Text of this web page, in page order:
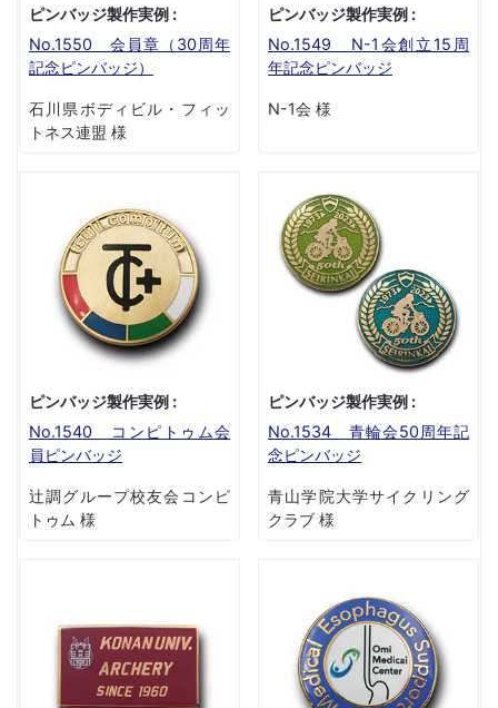
ピンバッジ製作実例 :
No.1550 会員章（30周年
記念ピンバッジ）
石川県ボディビル・フィッ
トネス連盟 様
ピンバッジ製作実例 :
No.1549 N-1会創立15周
年記念ピンバッジ
N-1会 様
ピンバッジ製作実例 :
No.1540 コンピトゥム会
員ピンバッジ
辻調グループ校友会コンピ
トゥム 様
ピンバッジ製作実例 :
No.1534 青輪会50周年記
念ピンバッジ
青山学院大学サイクリング
クラブ 様